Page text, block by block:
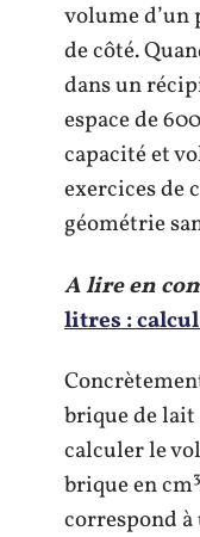
volume d’un
de côté.
dans un
espace de
capacité et
exercices de
géométrie
A lire en
litres :
brique de
calculer le
brique en
correspond